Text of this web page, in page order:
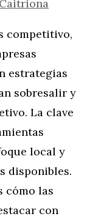
Caitriona
competitivo,
estrategias
sobresalir y
La clave
local y
disponibles.
cómo las
con